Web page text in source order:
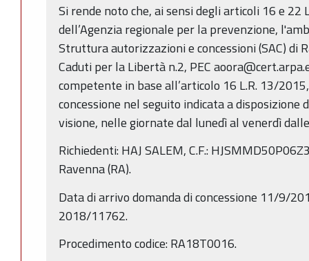
Si rende noto che, ai sensi degli articoli 16 e
dell’Agenzia regionale per la prevenzione,
Struttura autorizzazioni e concessioni (SAC) di
Caduti per la Libertà n.2, PEC
competente in base all’articolo 16 L.R. 13/
concessione nel seguito indicata a disposizione
visione, nelle giornate dal lunedì al venerdì
Richiedenti: HAJ SALEM, C.F.:
Ravenna (RA).
Data di arrivo domanda di concessione 11/9/
2018/11762.
Procedimento codice: RA18T0016.